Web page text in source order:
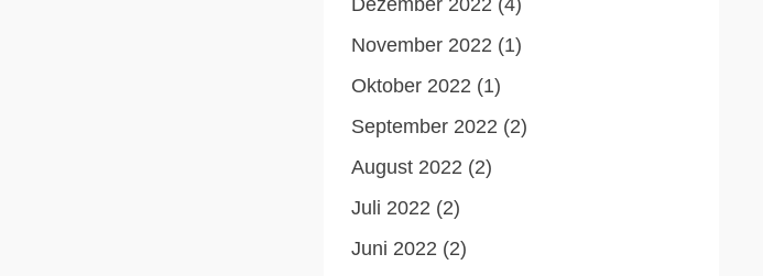
Dezember 2022 (4)
November 2022 (1)
Oktober 2022 (1)
September 2022 (2)
August 2022 (2)
Juli 2022 (2)
Juni 2022 (2)